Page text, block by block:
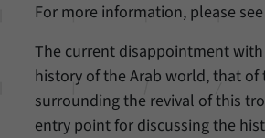
For more information, please
The current disappointment
history of the Arab world, that
surrounding the revival of this
entry point for discussing the